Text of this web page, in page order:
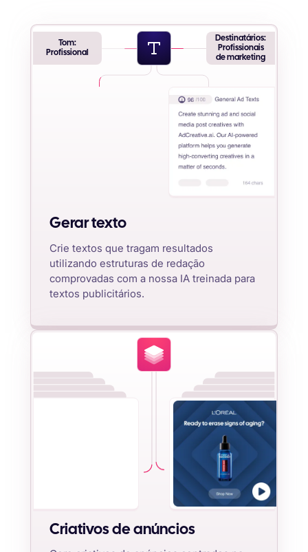
Tom:
Profissional
Destinatários:
Profissionais
de marketing
Gerar texto
Crie textos que tragam resultados
utilizando estruturas de redação
comprovadas com a nossa IA treinada para
textos publicitários.
Criativos de anúncios